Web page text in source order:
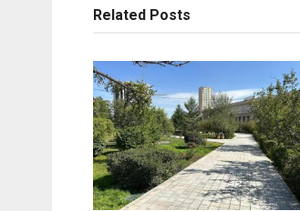
Related Posts